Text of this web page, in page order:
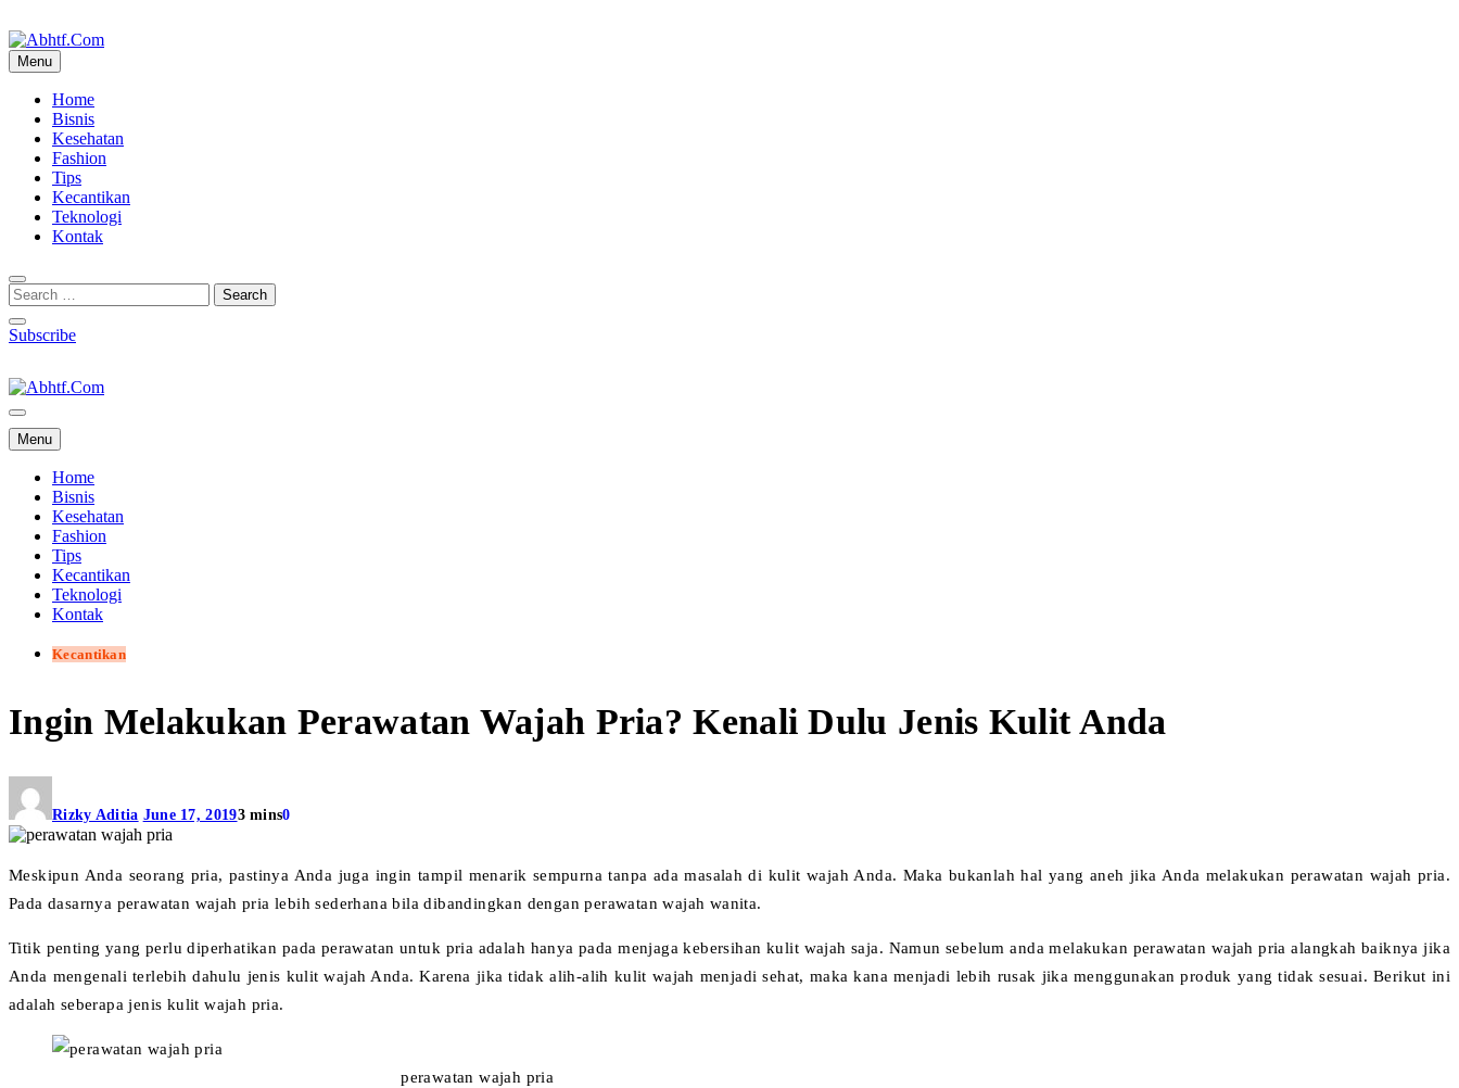
to
content
Menu
Home
Bisnis
Kesehatan
Fashion
Tips
Kecantikan
Teknologi
Kontak
Subscribe
Abhtf.Com
Menu
Home
Bisnis
Kesehatan
Fashion
Tips
Kecantikan
Teknologi
Kontak
Kecantikan
Ingin Melakukan Perawatan Wajah Pria? Kenali Dulu Jenis Kulit Anda
Rizky Aditia June 17, 20193 mins0
Meskipun Anda seorang pria, pastinya Anda juga ingin tampil menarik sempurna tanpa ada masalah di kulit wajah Anda. Maka bukanlah hal yang aneh jika Anda melakukan perawatan wajah pria.
Pada dasarnya perawatan wajah pria lebih sederhana bila dibandingkan dengan perawatan wajah wanita.
Titik penting yang perlu diperhatikan pada perawatan untuk pria adalah hanya pada menjaga kebersihan kulit wajah saja. Namun sebelum anda melakukan perawatan wajah pria alangkah baiknya jika
Anda mengenali terlebih dahulu jenis kulit wajah Anda. Karena jika tidak alih-alih kulit wajah menjadi sehat, maka kana menjadi lebih rusak jika menggunakan produk yang tidak sesuai. Berikut ini
adalah seberapa jenis kulit wajah pria.
perawatan wajah pria